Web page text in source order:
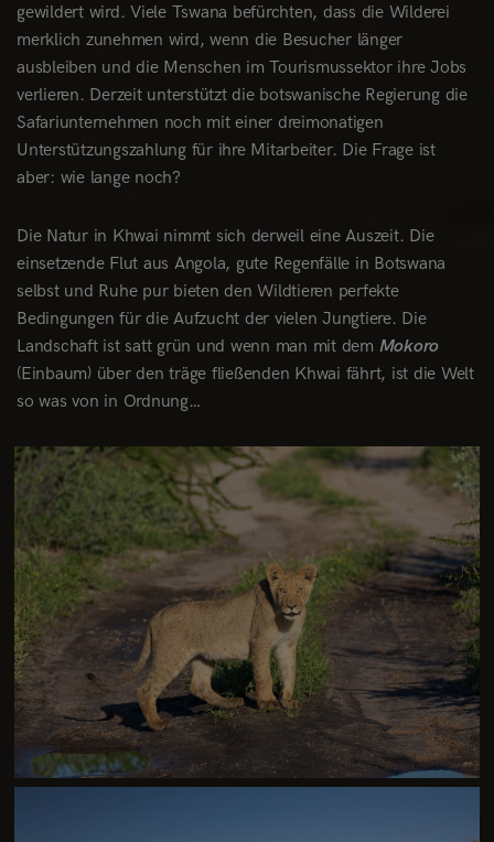
gewildert wird. Viele Tswana befürchten, dass die Wilderei
merklich zunehmen wird, wenn die Besucher länger
ausbleiben und die Menschen im Tourismussektor ihre Jobs
verlieren. Derzeit unterstützt die botswanische Regierung die
Safariunternehmen noch mit einer dreimonatigen
Unterstützungszahlung für ihre Mitarbeiter. Die Frage ist
aber: wie lange noch?
Die Natur in Khwai nimmt sich derweil eine Auszeit. Die
einsetzende Flut aus Angola, gute Regenfälle in Botswana
selbst und Ruhe pur bieten den Wildtieren perfekte
Bedingungen für die Aufzucht der vielen Jungtiere. Die
Landschaft ist satt grün und wenn man mit dem Mokoro
(Einbaum) über den träge fließenden Khwai fährt, ist die Welt
so was von in Ordnung…